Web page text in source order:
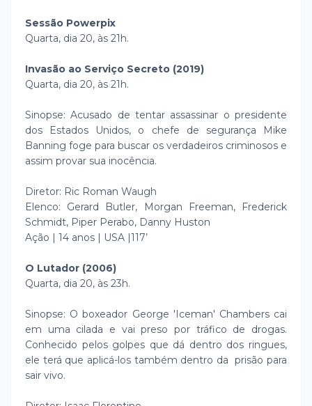
Sessão Powerpix
Quarta, dia 20, às 21h.
Invasão ao Serviço Secreto (2019)
Quarta, dia 20, às 21h.
Sinopse: Acusado de tentar assassinar o presidente
dos Estados Unidos, o chefe de segurança Mike
Banning foge para buscar os verdadeiros criminosos e
assim provar sua inocência.
Diretor: Ric Roman Waugh
Elenco: Gerard Butler, Morgan Freeman, Frederick
Schmidt, Piper Perabo, Danny Huston
Ação | 14 anos | USA |117’
O Lutador (2006)
Quarta, dia 20, às 23h.
Sinopse: O boxeador George 'Iceman' Chambers cai
em uma cilada e vai preso por tráfico de drogas.
Conhecido pelos golpes que dá dentro dos ringues,
ele terá que aplicá-los também dentro da prisão para
sair vivo.